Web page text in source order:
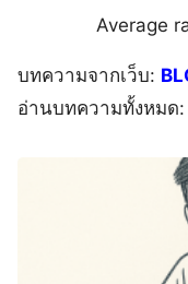
Average
บทความจากเว็บ:
อ่านบทความทั้งหมด: